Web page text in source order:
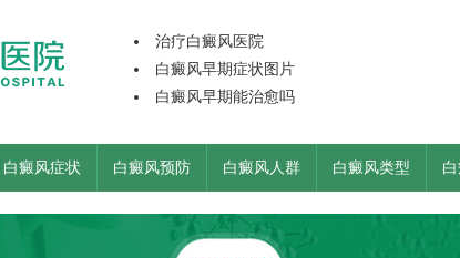
治疗白癜风医院
白癜风早期症状图片
白癜风早期能治愈吗
白癜风症状 白癜风预防 白癜风人群 白癜风类型